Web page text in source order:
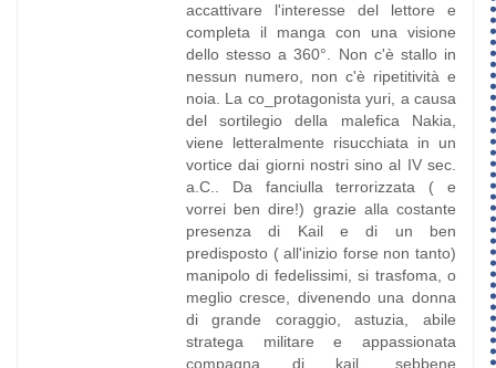
accattivare l'interesse del lettore e
completa il manga con una visione
dello stesso a 360°. Non c'è stallo in
nessun numero, non c'è ripetitività e
noia. La co_protagonista yuri, a causa
del sortilegio della malefica Nakia,
viene letteralmente risucchiata in un
vortice dai giorni nostri sino al IV sec.
a.C.. Da fanciulla terrorizzata ( e
vorrei ben dire!) grazie alla costante
presenza di Kail e di un ben
predisposto ( all'inizio forse non tanto)
manipolo di fedelissimi, si trasfoma, o
meglio cresce, divenendo una donna
di grande coraggio, astuzia, abile
stratega militare e appassionata
compagna di kail, sebbene